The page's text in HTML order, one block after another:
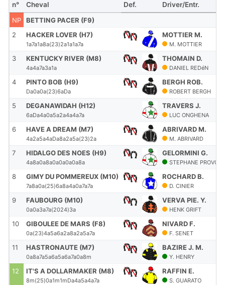
n° Cheval Def.
Driver/Entr.
NP
BETTING PACER (F9)
2
HACKER LOVER (H7)
1a7a1a8a(23)2a1a1a7a
MOTTIER M.
M. MOTTIER
3 KENTUCKY RIVER (M8)
4a4a7a3a1a
THOMAIN D.
DANIEL REDéN
4 PINTO BOB (H9)
Da0a0a(23)6aDa
BERGH ROB.
ROBERT BERGH
5 DEGANAWIDAH (H12)
6aDa4a0a5a2a4a4a7a
TRAVERS J.
LUC ONGHENA
6 HAVE A DREAM (M7)
4a2a5a4aDa8a2a5a(23)2a
ABRIVARD M.
M. ABRIVARD
7 HIDALGO DES NOES (H9)
4a8a0a8a0a0a0a0a8a
GELORMINI G.
STEPHANE
8 GIMY DU POMMEREUX (M10)
7a8a0a(25)6a8a4a0a7a7a
ROCHARD B.
D. CINIER
9 FAUBOURG (M10)
0a0a3a7a(2024)3a
VERVA PIE. Y.
HENK GRIFT
10 GIBOULEE DE MARS (F8)
0a(23)4a5a6a2a8a2a5a7a
NIVARD F.
F. SENET
11 HASTRONAUTE (M7)
0a8a7a5a6a5a6a7a0a8m
BAZIRE J. M.
Y. HENRY
12 IT'S A DOLLARMAKER (M8)
8m(25)0a1m1mDa4a5a4a7a
RAFFIN E.
S. GUARATO